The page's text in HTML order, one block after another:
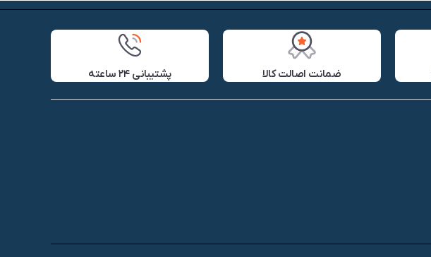
ضمانت اصالت کالا پشتیبانی ۲۴ ساعته